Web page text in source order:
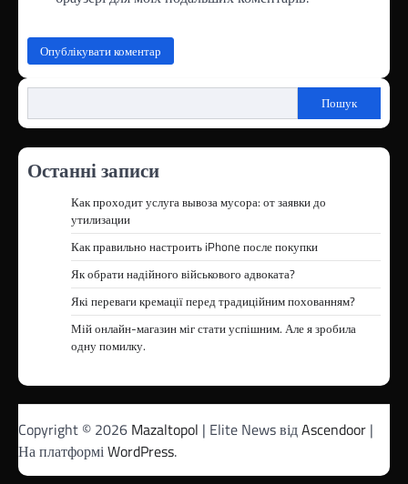
Пошук
Останні записи
Как проходит услуга вывоза мусора: от заявки до
утилизации
Как правильно настроить iPhone после покупки
Як обрати надійного військового адвоката?
Які переваги кремації перед традиційним похованням?
Мій онлайн-магазин міг стати успішним. Але я зробила
одну помилку.
Copyright © 2026 Mazaltopol | Elite News відAscendoor |
На платформіWordPress.